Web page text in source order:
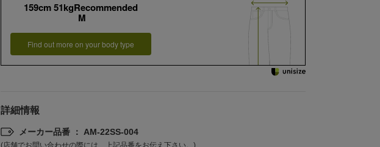
159cm 51kgRecommended
M
Find out more on your body type
詳細情報
メーカー品番 ： AM-22SS-004
(店舗でお問い合わせの際には、上記品番をお伝え下さい。)